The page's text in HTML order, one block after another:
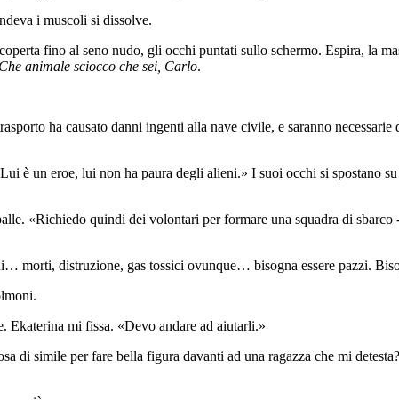
i muscoli si dissolve.
fino al seno nudo, gli occhi puntati sullo schermo. Espira, la
Che animale sciocco che sei, Carlo.
ha causato danni ingenti alla nave civile, e saranno
è un eroe, lui non ha paura degli alieni.» I suoi occhi si spostano
«Richiedo quindi dei volontari per formare una squadra di
morti, distruzione, gas tossici ovunque… bisogna essere pazzi.
mi fissa. «Devo andare ad aiutarli.»
di simile per fare bella figura davanti ad una ragazza che mi